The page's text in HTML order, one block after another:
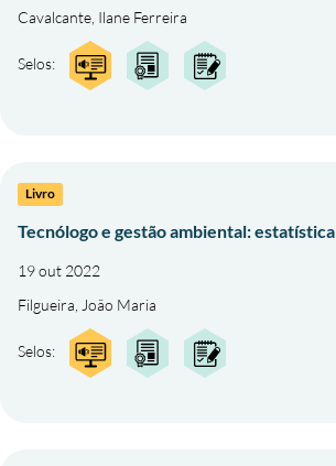
Cavalcante, Ilane Ferreira
Selos:
Livro
Tecnólogo e gestão ambiental: estatística
19 out 2022
Filgueira, João Maria
Selos: